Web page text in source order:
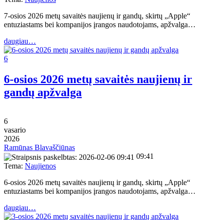
7-osios 2026 metų savaitės naujienų ir gandų, skirtų „Apple“
entuziastams bei kompanijos įrangos naudotojams, apžvalga…
daugiau…
6
6-osios 2026 metų savaitės naujienų ir
gandų apžvalga
6
vasario
2026
Ramūnas Blavaščiūnas
09:41
Tema: Naujienos
6-osios 2026 metų savaitės naujienų ir gandų, skirtų „Apple“
entuziastams bei kompanijos įrangos naudotojams, apžvalga…
daugiau…